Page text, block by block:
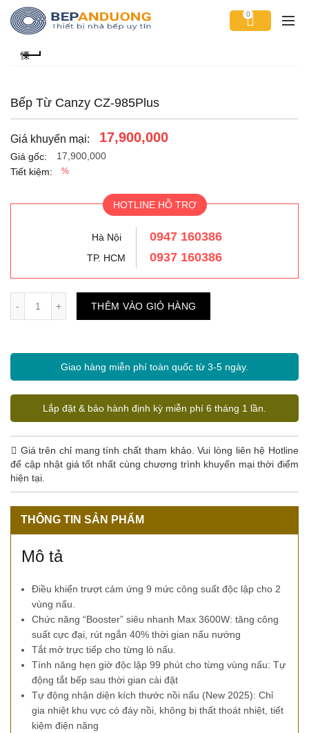
0
Bếp Từ Canzy CZ-985Plus
Giá khuyến mại: 17,900,000
Giá gốc:
17,900,000
Tiết kiệm:
%
HOTLINE HỖ TRỢ
Hà Nội 0947 160386
TP. HCM 0937 160386
THÊM VÀO GIỎ HÀNG
Giao hàng miễn phí toàn quốc từ 3-5 ngày.
Lắp đặt & bảo hành định kỳ miễn phí 6 tháng 1 lần.
Giá trên chỉ mang tính chất tham khảo. Vui lòng liên hệ Hotline
để cập nhật giá tốt nhất cùng chương trình khuyến mại thời điểm
hiện tại.
THÔNG TIN SẢN PHẨM
Mô tả
Điều khiển trượt cảm ứng 9 mức công suất độc lập cho 2
vùng nấu.
Chức năng “Booster” siêu nhanh Max 3600W: tăng công
suất cực đại, rút ngắn 40% thời gian nấu nướng
Tắt mở trực tiếp cho từng lò nấu.
Tính năng hẹn giờ độc lập 99 phút cho từng vùng nấu: Tự
động tắt bếp sau thời gian cài đặt
Tự động nhận diện kích thước nồi nấu (New 2025): Chỉ
gia nhiệt khu vực có đáy nồi, không bị thất thoát nhiệt, tiết
kiệm điện năng